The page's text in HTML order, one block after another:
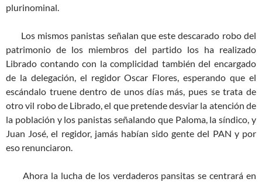
plurinominal.
Los mismos panistas señalan que este descarado robo del
patrimonio de los miembros del partido los ha realizado
Librado contando con la complicidad también del encargado
de la delegación, el regidor Oscar Flores, esperando que el
escándalo truene dentro de unos días más, pues se trata de
otro vil robo de Librado, el que pretende desviar la atención de
la población y los panistas señalando que Paloma, la síndico, y
Juan José, el regidor, jamás habían sido gente del PAN y por
eso renunciaron.
Ahora la lucha de los verdaderos pansitas se centrará en